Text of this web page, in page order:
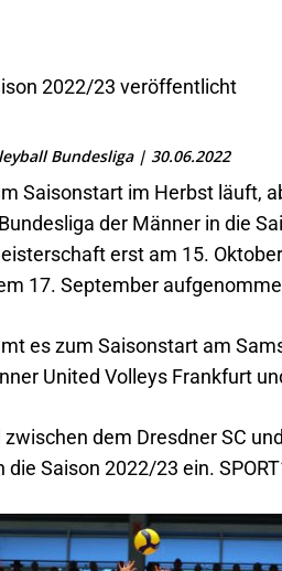
2022/23 veröffentlicht
Bundesliga | 30.06.2022
Saisonstart im Herbst läuft,
der Männer in die
erst am 15.
17. September
es zum Saisonstart am
United Volleys Frankfurt
dem Dresdner SC
die Saison 2022/23 ein.